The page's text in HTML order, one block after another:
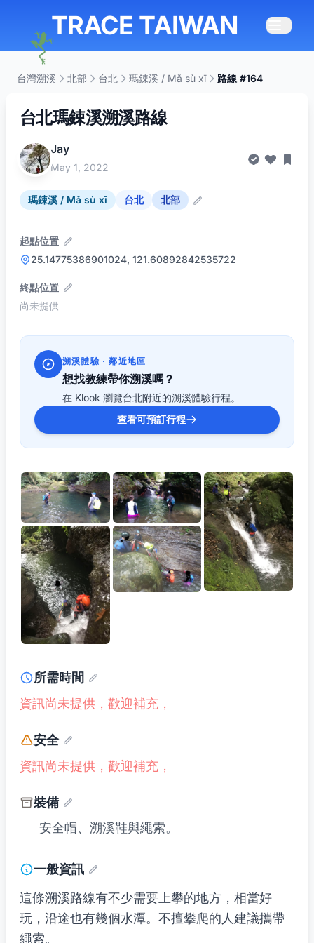
TRACE TAIWAN
台灣溯溪 北部 台北 瑪鋉溪 / Mǎ sù xī 路線 #164
台北瑪鋉溪溯溪路線
Jay
May 1, 2022
瑪鋉溪 / Mǎ sù xī 台北 北部
起點位置
25.14775386901024, 121.60892842535722
終點位置
尚未提供
溯溪體驗 · 鄰近地區
想找教練帶你溯溪嗎？
在 Klook 瀏覽台北附近的溯溪體驗行程。
查看可預訂行程
所需時間
資訊尚未提供，歡迎補充，
安全
資訊尚未提供，歡迎補充，
裝備
安全帽、溯溪鞋與繩索。
一般資訊
這條溯溪路線有不少需要上攀的地方，相當好
玩，沿途也有幾個水潭。不擅攀爬的人建議攜帶
繩索。